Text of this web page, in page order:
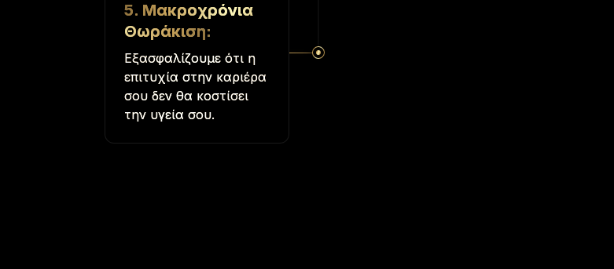
5. Μακροχρόνια
Θωράκιση:
Εξασφαλίζουμε ότι η
επιτυχία στην καριέρα
σου δεν θα κοστίσει
την υγεία σου.